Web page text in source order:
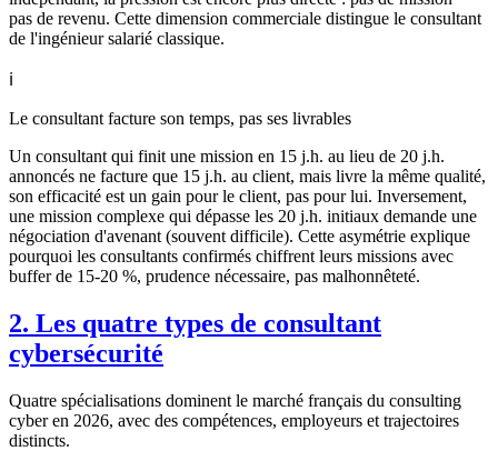
pas de revenu. Cette dimension commerciale distingue le consultant
de l'ingénieur salarié classique.
ℹ️
Le consultant facture son temps, pas ses livrables
Un consultant qui finit une mission en 15 j.h. au lieu de 20 j.h.
annoncés ne facture que 15 j.h. au client, mais livre la même qualité,
son efficacité est un gain pour le client, pas pour lui. Inversement,
une mission complexe qui dépasse les 20 j.h. initiaux demande une
négociation d'avenant (souvent difficile). Cette asymétrie explique
pourquoi les consultants confirmés chiffrent leurs missions avec
buffer de 15-20 %, prudence nécessaire, pas malhonnêteté.
2. Les quatre types de consultant
cybersécurité
Quatre spécialisations dominent le marché français du consulting
cyber en 2026, avec des compétences, employeurs et trajectoires
distincts.